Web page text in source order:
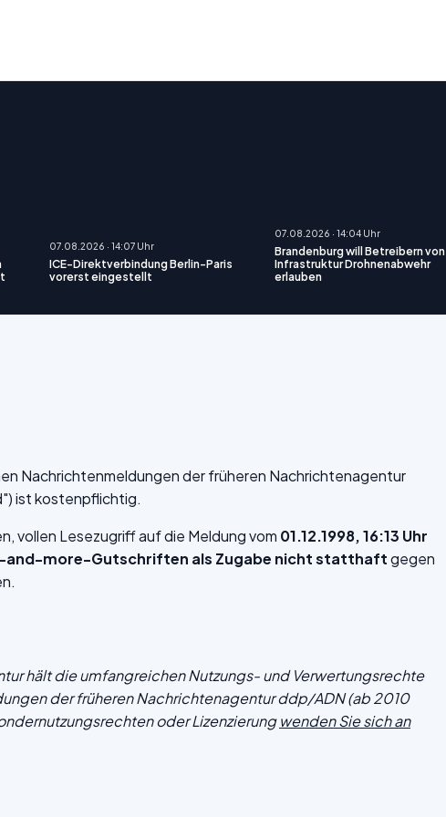
07.08.2026 · 14:07 Uhr
ICE-Direktverbindung Berlin-Paris
vorerst eingestellt
07.08.2026 · 14:04 Uhr
Brandenburg will Betreibern von
Infrastruktur Drohnenabwehr
erlauben
Nachrichtenmeldungen der früheren Nachrichtenagentur
ist kostenpflichtig.
vollen Lesezugriff auf die Meldung vom 01.12.1998, 16:13 Uhr
and-more-Gutschriften als Zugabe nicht statthaftgegen
hält die umfangreichen Nutzungs- und Verwertungsrechte
der früheren Nachrichtenagentur ddp/ADN (ab 2010
oder Lizenzierungwenden Sie sich an